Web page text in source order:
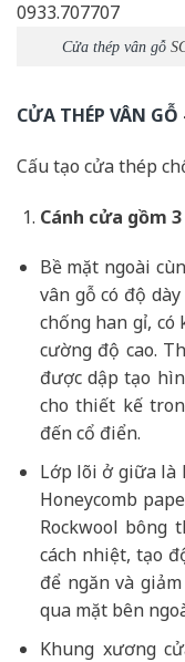
Cửa thép vân gỗ
CỬA THÉP VÂN GỖ
Cấu tạo cửa thép
Cánh cửa gồm
Bề mặt ngoài
vân gỗ có độ
chống han gỉ, có
cường độ cao.
được dập tạo
cho thiết kế
đến cổ điển.
Lớp lõi ở giữa là
Honeycomb
Rockwool bông
cách nhiệt, tạo
để ngăn và
qua mặt bên
Khung xương